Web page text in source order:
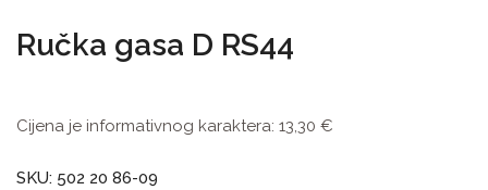
Ručka gasa D RS44
Cijena je informativnog karaktera: 13,30 €
SKU: 502 20 86-09